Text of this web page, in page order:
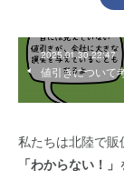
2025.01.30 22:47
値引きについて
私たちは北陸で
「わからない！」